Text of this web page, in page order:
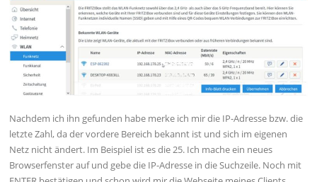
Nachdem ich ihn gefunden habe merke ich mir die IP-Adresse bzw. die
letzte Zahl, da der vordere Bereich bekannt ist und sich im eigenen
Netz nicht ändert. Im Beispiel ist es die 25. Ich mache ein neues
Browserfenster auf und gebe die IP-Adresse in die Suchzeile. Noch mit